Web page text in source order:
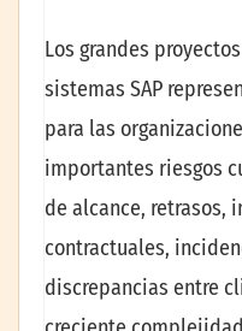
Los grandes
sistemas SAP
para las
importantes riesgos
de alcance, retrasos,
contractuales,
discrepancias entre